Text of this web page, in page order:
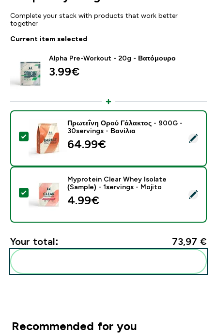
Complete your stack with products that work better
together
Current item selected
Alpha Pre-Workout - 20g - Βατόμουρο
3.99€‎
Select this product - Πρωτεΐνη Ορού Γάλακτος -
Πρωτεΐνη Ορού Γάλακτος - 900G -
30servings - Βανίλια
64.99€‎
Select this product - Myprotein Clear Whey Isolate
Myprotein Clear Whey Isolate
(Sample) - 1servings - Mojito
4.99€‎
Your total: 73,97 €‎
Recommended for you